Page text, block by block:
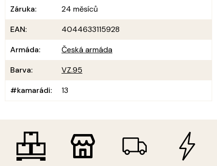
Záruka:
24 měsíců
EAN:
4044633115928
Armáda:
Česká armáda
Barva:
VZ.95
#kamarádi: 13